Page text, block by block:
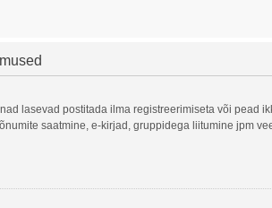
lasevad postitada ilma registreerimiseta või
saatmine, e-kirjad, gruppidega liitumine jpm